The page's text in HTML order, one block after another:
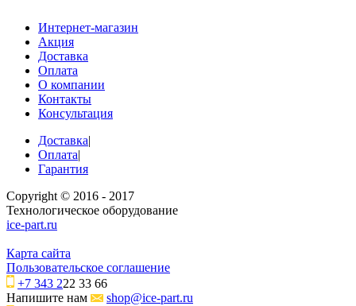
Интернет-магазин
Акция
Доставка
Оплата
О компании
Контакты
Консультация
Доставка|
Оплата|
Гарантия
Copyright © 2016 - 2017
Технологическое оборудование
ice-part.ru
Карта сайта
Пользовательское соглашение
+7 343 222 33 66
Напишите нам
shop@ice-part.ru